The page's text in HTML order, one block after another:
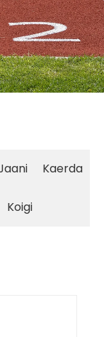
Kaerda
Koigi